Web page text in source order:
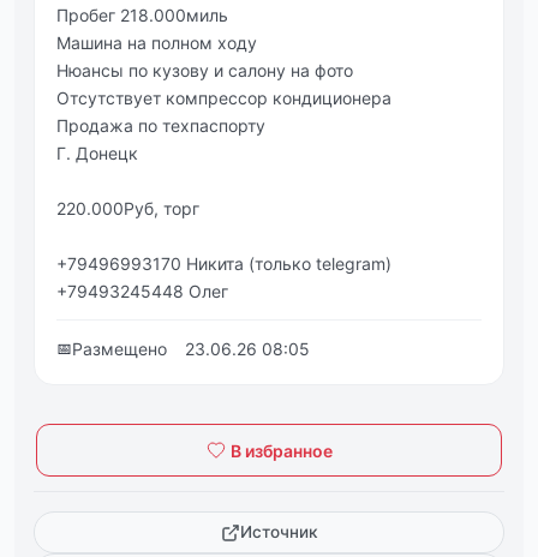
Пробег 218.000миль
Машина на полном ходу
Нюансы по кузову и салону на фото
Отсутствует компрессор кондиционера
Продажа по техпаспорту
Г. Донецк
220.000Руб, торг
+79496993170 Никита (только telegram)
+79493245448 Олег
📅Размещено 23.06.26 08:05
В избранное
Источник